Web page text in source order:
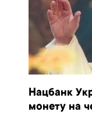
Нацбанк
монету на